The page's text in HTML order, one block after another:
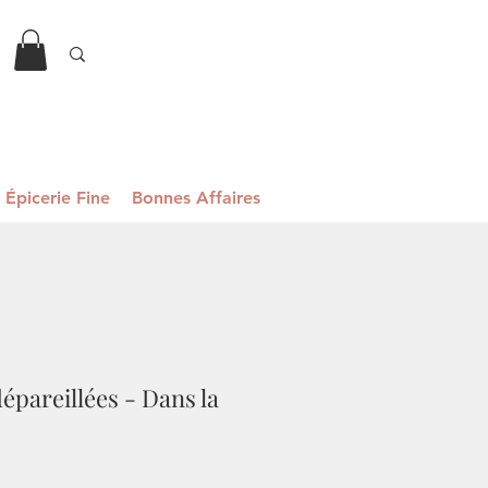
Épicerie Fine Bonnes Affaires
- Dans la